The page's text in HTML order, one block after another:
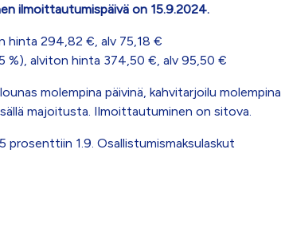
ilmoittautumispäivä on 15.9.2024.
hinta 294,82 €, alv 75,18 €
%), alviton hinta 374,50 €, alv 95,50 €
molempina päivinä, kahvitarjoilu molempina
majoitusta. Ilmoittautuminen on sitova.
1.9. Osallistumismaksulaskut